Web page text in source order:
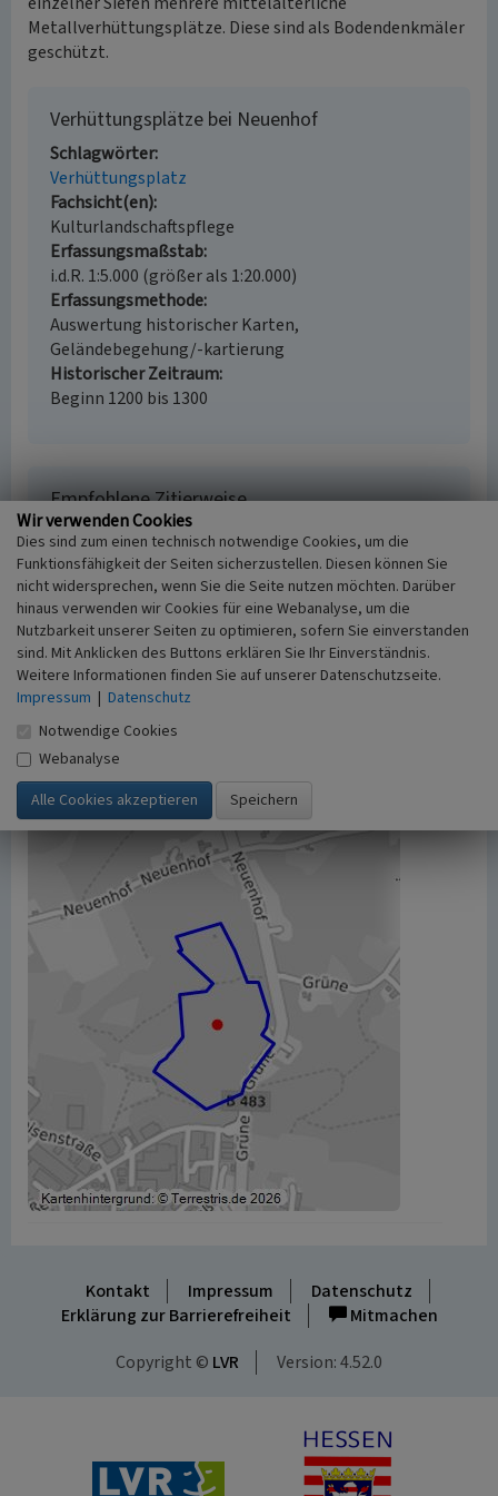
Metallverhüttungsplätze. Diese sind als Bodendenkmäler
geschützt.
Verhüttungsplätze bei Neuenhof
Schlagwörter
Verhüttungsplatz
Fachsicht(en)
Kulturlandschaftspflege
Erfassungsmaßstab
i.d.R. 1:5.000 (größer als 1:20.000)
Erfassungsmethode
Auswertung historischer Karten,
Geländebegehung/-kartierung
Historischer Zeitraum
Beginn 1200 bis 1300
Empfohlene Zitierweise
Urheberrechtlicher Hinweis
Der hier präsentierte Inhalt ist urheberrechtlich
geschützt. Die angezeigten Medien unterliegen
möglicherweise zusätzlichen urheberrechtlichen
Bedingungen, die an diesen ausgewiesen sind.
Empfohlene Zitierweise
„Verhüttungsplätze bei Neuenhof”. In: KuLaDig,
Kultur.Landschaft.Digital. URL:
https://www.kuladig.de/Objektansicht/T-NF-
20080226-0229
Kontakt Impressum
Datenschutz
Erklärung zur Barrierefreiheit
Mitmachen
Copyright © LVR Version: 4.52.0
Wir verwenden Cookies
Dies sind zum einen technisch notwendige Cookies, um die
Funktionsfähigkeit der Seiten sicherzustellen. Diesen können Sie
nicht widersprechen, wenn Sie die Seite nutzen möchten. Darüber
hinaus verwenden wir Cookies für eine Webanalyse, um die
Nutzbarkeit unserer Seiten zu optimieren, sofern Sie einverstanden
sind. Mit Anklicken des Buttons erklären Sie Ihr Einverständnis.
Weitere Informationen finden Sie auf unserer Datenschutzseite.
Impressum | Datenschutz
Notwendige Cookies
Webanalyse